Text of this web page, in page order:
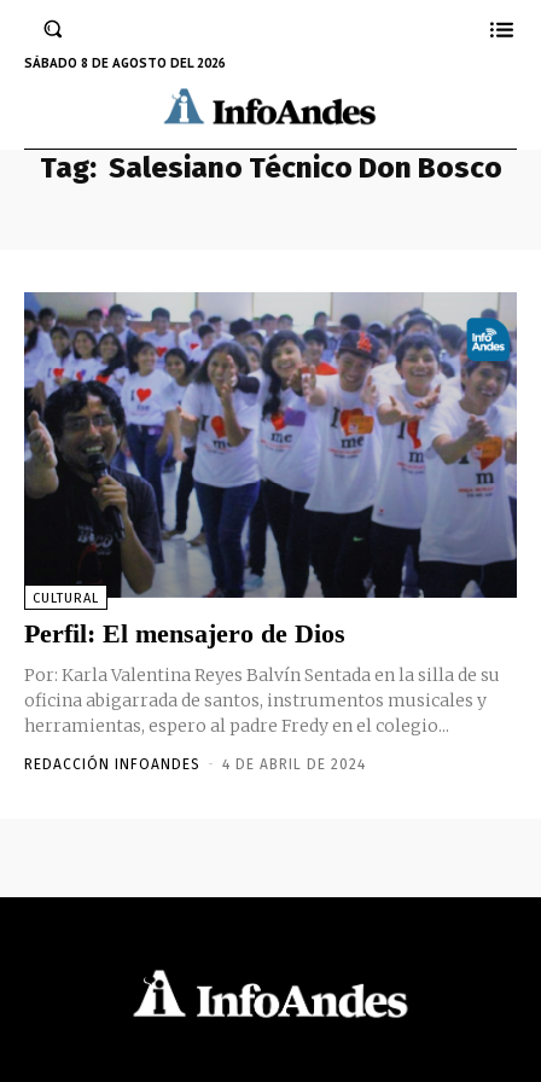
SÁBADO 8 DE AGOSTO DEL 2026
Tag: Salesiano Técnico Don Bosco
CULTURAL
Perfil: El mensajero de Dios
Por: Karla Valentina Reyes Balvín Sentada en la silla de su
oficina abigarrada de santos, instrumentos musicales y
herramientas, espero al padre Fredy en el colegio...
REDACCIÓN INFOANDES - 4 DE ABRIL DE 2024